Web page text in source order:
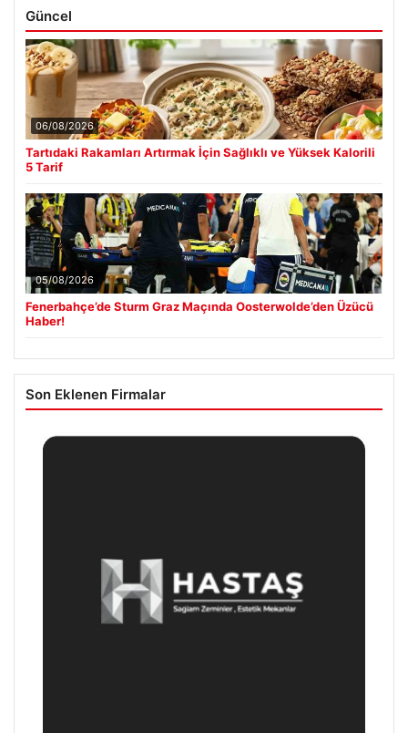
Güncel
06/08/2026
Tartıdaki Rakamları Artırmak İçin Sağlıklı ve Yüksek Kalorili
5 Tarif
05/08/2026
Fenerbahçe’de Sturm Graz Maçında Oosterwolde’den Üzücü
Haber!
Son Eklenen Firmalar